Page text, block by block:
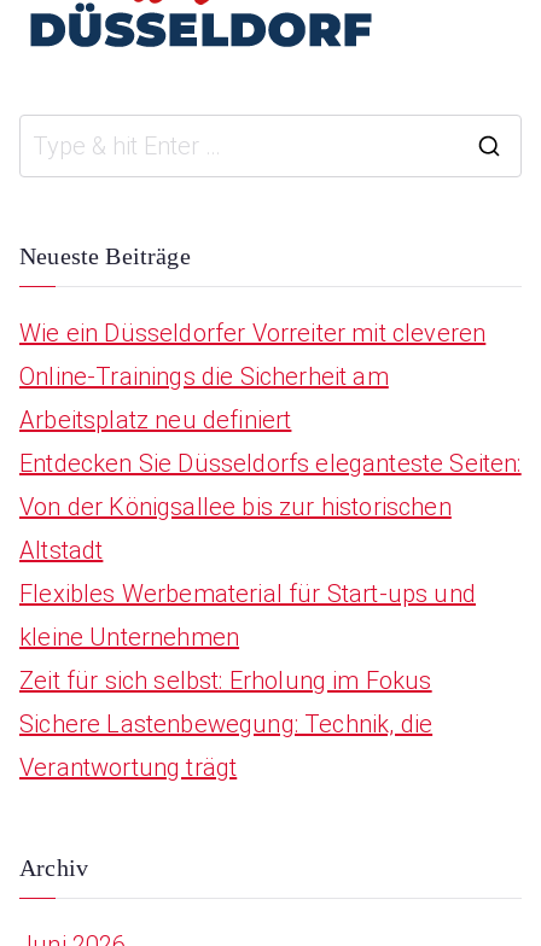
r
o
Neueste Beiträge
Wie ein Düsseldorfer Vorreiter mit cleveren
Online-Trainings die Sicherheit am
Arbeitsplatz neu definiert
Entdecken Sie Düsseldorfs eleganteste Seiten:
Von der Königsallee bis zur historischen
Altstadt
Flexibles Werbematerial für Start-ups und
kleine Unternehmen
Zeit für sich selbst: Erholung im Fokus
Sichere Lastenbewegung: Technik, die
Verantwortung trägt
Archiv